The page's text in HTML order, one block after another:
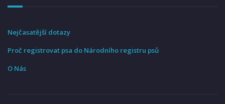
Nejčasatější dotazy
Proč registrovat psa do Národního registru psů
O Nás